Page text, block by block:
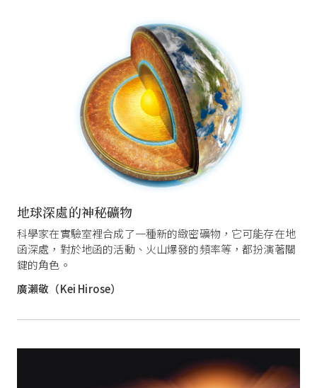
地球深處的神秘礦物
科學家在實驗室裡合成了一種新的緻密礦物，它可能存在地
函深處，對於地函的活動、火山爆發的頻率等，都扮演著關
鍵的角色。
廣瀨敬（Kei Hirose）